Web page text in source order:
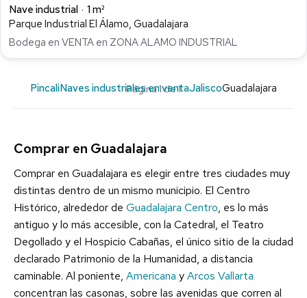
Nave industrial
1 m²
Parque Industrial El Álamo, Guadalajara
Bodega en VENTA en ZONA ALAMO INDUSTRIAL
Página 1 de 1
PincaliNaves industriales en ventaJaliscoGuadalajara
Comprar en Guadalajara
Comprar en Guadalajara es elegir entre tres ciudades muy
distintas dentro de un mismo municipio. El Centro
Histórico, alrededor de Guadalajara Centro, es lo más
antiguo y lo más accesible, con la Catedral, el Teatro
Degollado y el Hospicio Cabañas, el único sitio de la ciudad
declarado Patrimonio de la Humanidad, a distancia
caminable. Al poniente, Americana yArcos Vallarta
concentran las casonas, sobre las avenidas que corren al